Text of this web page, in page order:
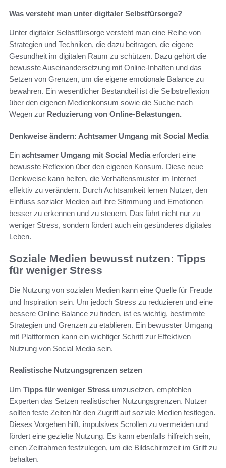
Was versteht man unter digitaler Selbstfürsorge?
Unter digitaler Selbstfürsorge versteht man eine Reihe von
Strategien und Techniken, die dazu beitragen, die eigene
Gesundheit im digitalen Raum zu schützen. Dazu gehört die
bewusste Auseinandersetzung mit Online-Inhalten und das
Setzen von Grenzen, um die eigene emotionale Balance zu
bewahren. Ein wesentlicher Bestandteil ist die Selbstreflexion
über den eigenen Medienkonsum sowie die Suche nach
Wegen zur Reduzierung von Online-Belastungen.
Denkweise ändern: Achtsamer Umgang mit Social Media
Ein achtsamer Umgang mit Social Mediaerfordert eine
bewusste Reflexion über den eigenen Konsum. Diese neue
Denkweise kann helfen, die Verhaltensmuster im Internet
effektiv zu verändern. Durch Achtsamkeit lernen Nutzer, den
Einfluss sozialer Medien auf ihre Stimmung und Emotionen
besser zu erkennen und zu steuern. Das führt nicht nur zu
weniger Stress, sondern fördert auch ein gesünderes digitales
Leben.
Soziale Medien bewusst nutzen: Tipps
für weniger Stress
Die Nutzung von sozialen Medien kann eine Quelle für Freude
und Inspiration sein. Um jedoch Stress zu reduzieren und eine
bessere Online Balance zu finden, ist es wichtig, bestimmte
Strategien und Grenzen zu etablieren. Ein bewusster Umgang
mit Plattformen kann ein wichtiger Schritt zur Effektiven
Nutzung von Social Media sein.
Realistische Nutzungsgrenzen setzen
Um Tipps für weniger Stress umzusetzen, empfehlen
Experten das Setzen realistischer Nutzungsgrenzen. Nutzer
sollten feste Zeiten für den Zugriff auf soziale Medien festlegen.
Dieses Vorgehen hilft, impulsives Scrollen zu vermeiden und
fördert eine gezielte Nutzung. Es kann ebenfalls hilfreich sein,
einen Zeitrahmen festzulegen, um die Bildschirmzeit im Griff zu
behalten.